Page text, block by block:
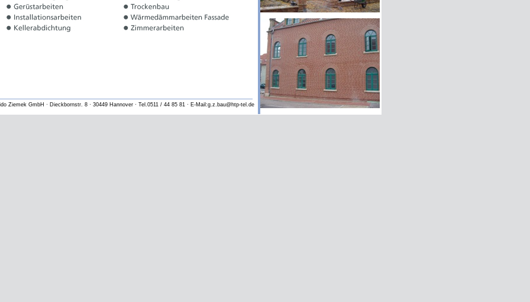
Ziemek GmbH · Dieckbornstr. 8 · 30449 Hannover · Tel.0511 / 44 85 81 · E-Mail:g.z.bau@htp-tel.de